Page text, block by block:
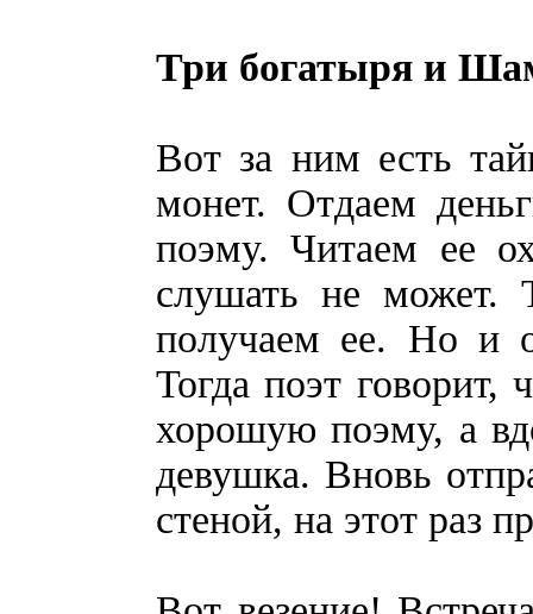
Три богатыря и
Вот за ним есть
монет. Отдаем
поэму. Читаем ее
слушать не может.
получаем ее. Но и
Тогда поэт говорит,
хорошую поэму, а
девушка. Вновь
стеной, на этот раз